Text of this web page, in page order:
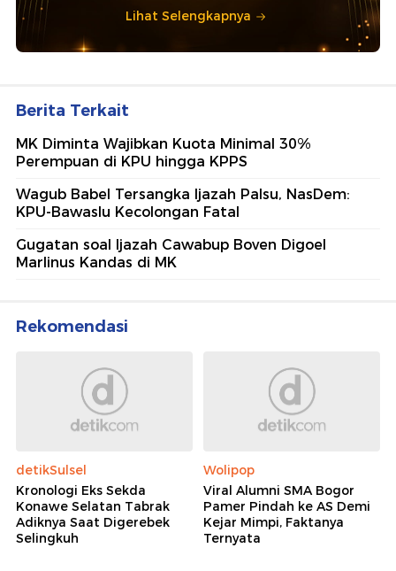
Lihat Selengkapnya
Berita Terkait
MK Diminta Wajibkan Kuota Minimal 30%
Perempuan di KPU hingga KPPS
Wagub Babel Tersangka Ijazah Palsu, NasDem:
KPU-Bawaslu Kecolongan Fatal
Gugatan soal Ijazah Cawabup Boven Digoel
Marlinus Kandas di MK
Rekomendasi
detikSulsel
Kronologi Eks Sekda
Konawe Selatan Tabrak
Adiknya Saat Digerebek
Selingkuh
Wolipop
Viral Alumni SMA Bogor
Pamer Pindah ke AS Demi
Kejar Mimpi, Faktanya
Ternyata